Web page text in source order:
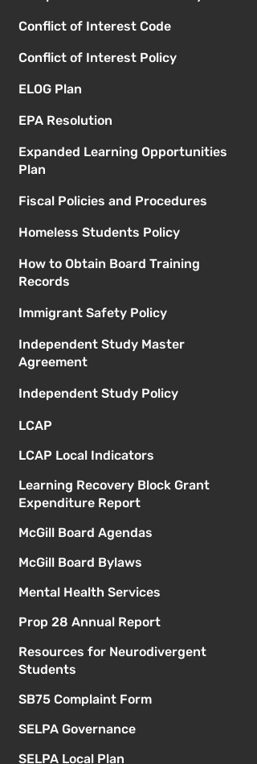
Conflict of Interest Code
Conflict of Interest Policy
ELOG Plan
EPA Resolution
Expanded Learning Opportunities
Plan
Fiscal Policies and Procedures
Homeless Students Policy
How to Obtain Board Training
Records
Immigrant Safety Policy
Independent Study Master
Agreement
Independent Study Policy
LCAP
LCAP Local Indicators
Learning Recovery Block Grant
Expenditure Report
McGill Board Agendas
McGill Board Bylaws
Mental Health Services
Prop 28 Annual Report
Resources for Neurodivergent
Students
SB75 Complaint Form
SELPA Governance
SELPA Local Plan